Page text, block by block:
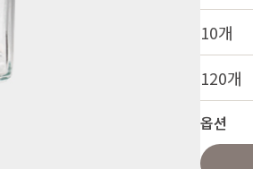
10개
120개
옵션